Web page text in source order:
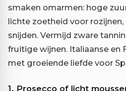
smaken omarmen: hoge
lichte zoetheid voor
snijden. Vermijd zware
fruitige wijnen. Italiaanse en
met groeiende liefde voor
1. Prosecco of licht